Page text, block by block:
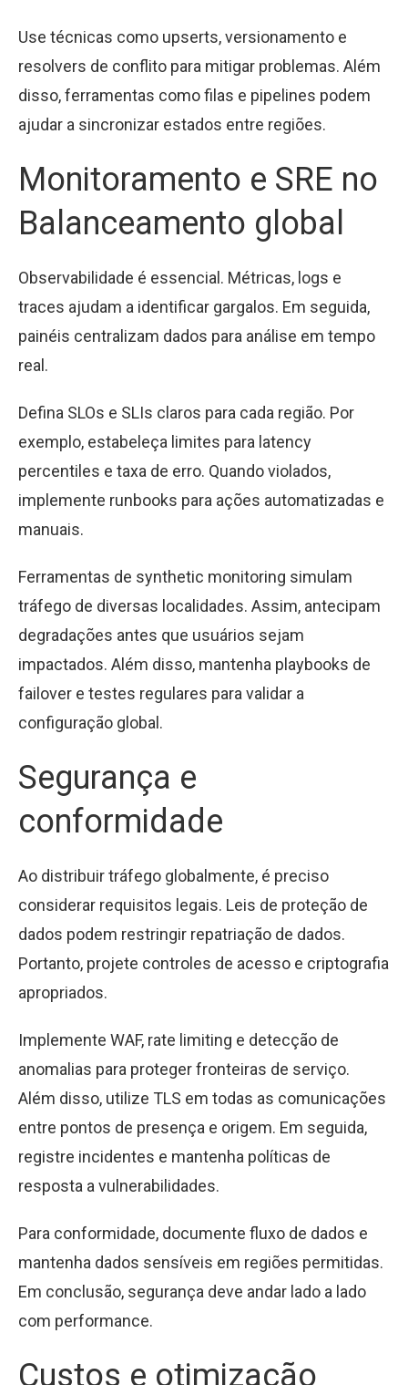
Use técnicas como upserts, versionamento e
resolvers de conflito para mitigar problemas. Além
disso, ferramentas como filas e pipelines podem
ajudar a sincronizar estados entre regiões.
Monitoramento e SRE no
Balanceamento global
Observabilidade é essencial. Métricas, logs e
traces ajudam a identificar gargalos. Em seguida,
painéis centralizam dados para análise em tempo
real.
Defina SLOs e SLIs claros para cada região. Por
exemplo, estabeleça limites para latency
percentiles e taxa de erro. Quando violados,
implemente runbooks para ações automatizadas e
manuais.
Ferramentas de synthetic monitoring simulam
tráfego de diversas localidades. Assim, antecipam
degradações antes que usuários sejam
impactados. Além disso, mantenha playbooks de
failover e testes regulares para validar a
configuração global.
Segurança e
conformidade
Ao distribuir tráfego globalmente, é preciso
considerar requisitos legais. Leis de proteção de
dados podem restringir repatriação de dados.
Portanto, projete controles de acesso e criptografia
apropriados.
Implemente WAF, rate limiting e detecção de
anomalias para proteger fronteiras de serviço.
Além disso, utilize TLS em todas as comunicações
entre pontos de presença e origem. Em seguida,
registre incidentes e mantenha políticas de
resposta a vulnerabilidades.
Para conformidade, documente fluxo de dados e
mantenha dados sensíveis em regiões permitidas.
Em conclusão, segurança deve andar lado a lado
com performance.
Custos e otimização